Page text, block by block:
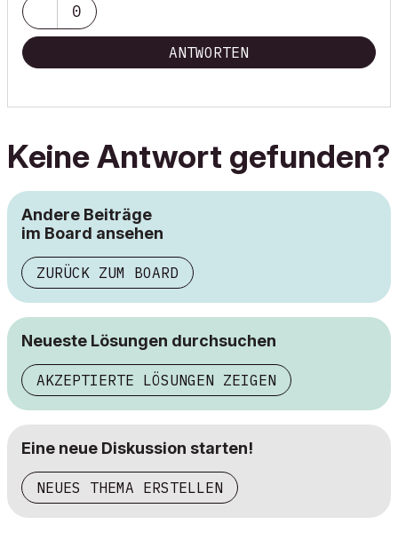
0
ANTWORTEN
Keine Antwort gefunden?
Andere Beiträge
im Board ansehen
ZURÜCK ZUM BOARD
Neueste Lösungen durchsuchen
AKZEPTIERTE LÖSUNGEN ZEIGEN
Eine neue Diskussion starten!
NEUES THEMA ERSTELLEN